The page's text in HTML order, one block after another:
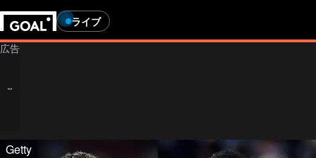
ライブ
Getty